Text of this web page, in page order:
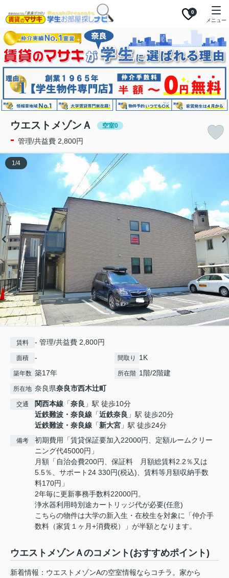
0
メニュー
ウエストメゾンＡ 空室0
- 管理/共益費 2,800円
1/4
賃料 - 管理/共益費 2,800円
面積 - 間取り 1K
築年数 築17年 所在階 1階/2階建
所在地 奈良県奈良市西木辻町
交通 関西本線 「奈良 」駅 徒歩10分
近鉄難波・奈良線 「近鉄奈良 」駅 徒歩20分
近鉄難波・奈良線 「新大宮 」駅 徒歩24分
備考
初期費用「賃貸保証要加入22000円、定額ルームクリー
ニング代45000円」
月額「自治会費200円、保証料 月額総賃料2.2％又は
5.5％、サポート24 330円(税込)、賃料等月額収納手数
料170円」
2年毎に更新事務手数料22000円。
浄水器利用時別途カートリッジ代が必要(任意)
こちらの物件は大学の新入生・在校生を対象に「仲介手
数料（家賃１ヶ月+消費税）」が半額となります。
ウエストメゾンＡのコメント(おすすめポイント)
新着情報：ウエストメゾンAの空室情報ならコチラ。家から